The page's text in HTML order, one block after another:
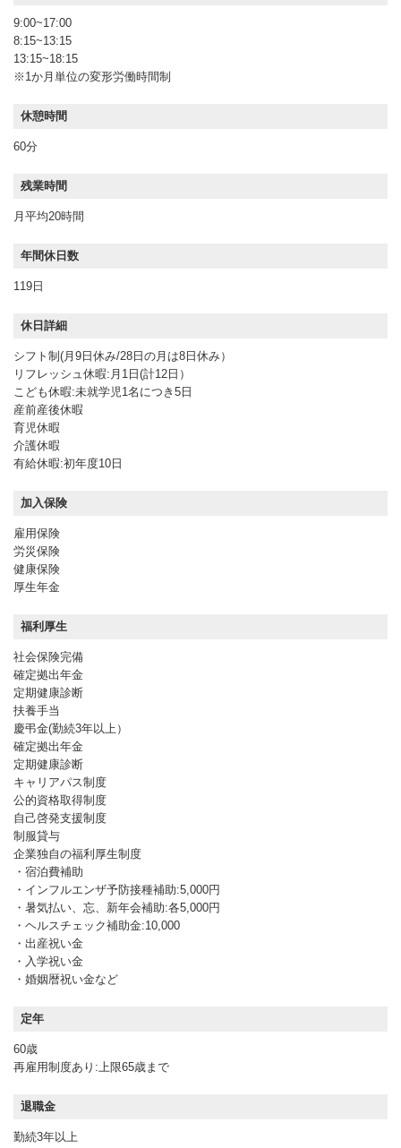
9:00~17:00
8:15~13:15
13:15~18:15
※1か月単位の変形労働時間制
休憩時間
60分
残業時間
月平均20時間
年間休日数
119日
休日詳細
シフト制(月9日休み/28日の月は8日休み）
リフレッシュ休暇:月1日(計12日）
こども休暇:未就学児1名につき5日
産前産後休暇
育児休暇
介護休暇
有給休暇:初年度10日
加入保険
雇用保険
労災保険
健康保険
厚生年金
福利厚生
社会保険完備
確定拠出年金
定期健康診断
扶養手当
慶弔金(勤続3年以上）
確定拠出年金
定期健康診断
キャリアパス制度
公的資格取得制度
自己啓発支援制度
制服貸与
企業独自の福利厚生制度
・宿泊費補助
・インフルエンザ予防接種補助:5,000円
・暑気払い、忘、新年会補助:各5,000円
・ヘルスチェック補助金:10,000
・出産祝い金
・入学祝い金
・婚姻暦祝い金など
定年
60歳
再雇用制度あり:上限65歳まで
退職金
勤続3年以上